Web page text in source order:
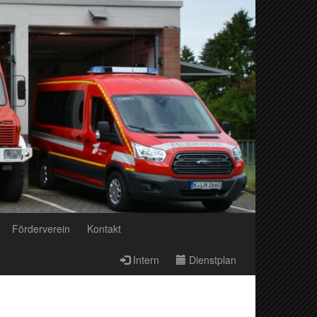
Förderverein Kontakt
Intern Dienstplan